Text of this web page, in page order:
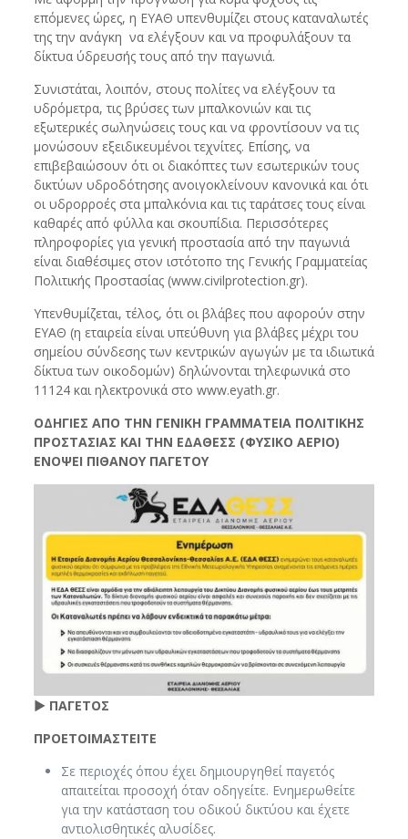
επόμενες ώρες, η ΕΥΑΘ υπενθυμίζει στους καταναλωτές
της την ανάγκη να ελέγξουν και να προφυλάξουν τα
δίκτυα ύδρευσής τους από την παγωνιά.
Συνιστάται, λοιπόν, στους πολίτες να ελέγξουν τα
υδρόμετρα, τις βρύσες των μπαλκονιών και τις
εξωτερικές σωληνώσεις τους και να φροντίσουν να τις
μονώσουν εξειδικευμένοι τεχνίτες. Επίσης, να
επιβεβαιώσουν ότι οι διακόπτες των εσωτερικών τους
δικτύων υδροδότησης ανοιγοκλείνουν κανονικά και ότι
οι υδρορροές στα μπαλκόνια και τις ταράτσες τους είναι
καθαρές από φύλλα και σκουπίδια. Περισσότερες
πληροφορίες για γενική προστασία από την παγωνιά
είναι διαθέσιμες στον ιστότοπο της Γενικής Γραμματείας
Πολιτικής Προστασίας (www.civilprotection.gr).
Υπενθυμίζεται, τέλος, ότι οι βλάβες που αφορούν στην
ΕΥΑΘ (η εταιρεία είναι υπεύθυνη για βλάβες μέχρι του
σημείου σύνδεσης των κεντρικών αγωγών με τα ιδιωτικά
δίκτυα των οικοδομών) δηλώνονται τηλεφωνικά στο
11124 και ηλεκτρονικά στο www.eyath.gr.
ΟΔΗΓΙΕΣ ΑΠΟ ΤΗΝ ΓΕΝΙΚΗ ΓΡΑΜΜΑΤΕΙΑ ΠΟΛΙΤΙΚΗΣ
ΠΡΟΣΤΑΣΙΑΣ ΚΑΙ ΤΗΝ ΕΔΑΘΕΣΣ (ΦΥΣΙΚΟ ΑΕΡΙΟ)
ΕΝΟΨΕΙ ΠΙΘΑΝΟΥ ΠΑΓΕΤΟΥ
► ΠΑΓΕΤΟΣ
ΠΡΟΕΤΟΙΜΑΣΤΕΙΤΕ
Σε περιοχές όπου έχει δημιουργηθεί παγετός
απαιτείται προσοχή όταν οδηγείτε. Ενημερωθείτε
για την κατάσταση του οδικού δικτύου και έχετε
αντιολισθητικές αλυσίδες.